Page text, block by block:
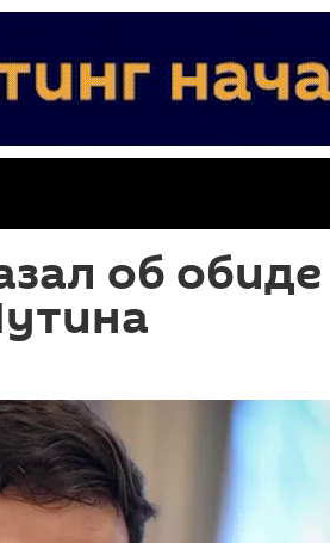
об обиде